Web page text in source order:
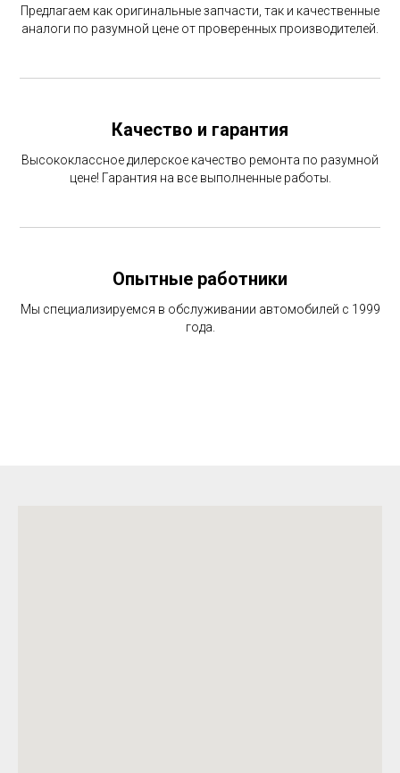
Предлагаем как оригинальные запчасти, так и качественные
аналоги по разумной цене от проверенных производителей.
Качество и гарантия
Высококлассное дилерское качество ремонта по разумной
цене! Гарантия на все выполненные работы.
Опытные работники
Мы специализируемся в обслуживании автомобилей с 1999
года.